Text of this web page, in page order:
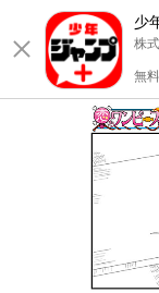
少
株
無料